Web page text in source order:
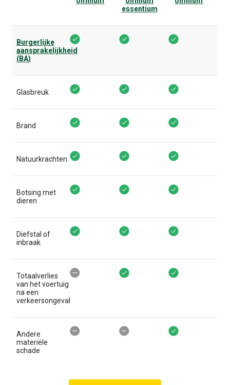
essentium
Burgerlijke
aansprakelijkheid
(BA)
BA + mini omnium OvedektBA + omnium essentium
BA + full
Glasbreuk BA + mini omnium OvedektBA + omnium essentium
BA + full
Brand BA + mini omnium OvedektBA + omnium essentium
BA + full
Natuurkrachten BA + mini omnium OvedektBA + omnium essentium
BA + full
Botsing met
dieren
BA + mini omnium OvedektBA + omnium essentium
BA + full
Diefstal of
inbraak
BA + mini omnium OvedektBA + omnium essentium
BA + full
Totaalverlies
van het voertuig
na een
verkeersongeval
BA + mini omnium Niet gedekt
BA + omnium essentium
BA + full
Andere
materiële
schade
BA + mini omnium Niet gedekt
BA + omnium essentium Niet
BA + full